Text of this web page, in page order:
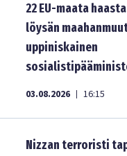
22 EU-maata
löysän
uppiniskainen
03.08.2026 | 16:15
Nizzan terroristi